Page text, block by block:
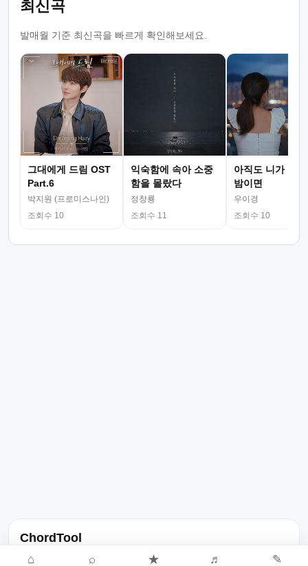
최신곡
발매월 기준 최신곡을 빠르게 확인해보세요.
그대에게 드림 OST
Part.6
박지원 (프로미스나인)
조회수 10
익숙함에 속아 소중
함을 몰랐다
정창룡
조회수 11
아직도 니가 그
밤이면
우이경
조회수 10
ChordTool
노래 가사, 곡 정보, 코드, 악보를 한곳에서 찾을 수 있는 음악 정보
⌂ ⌕ ★ ♬ ✎